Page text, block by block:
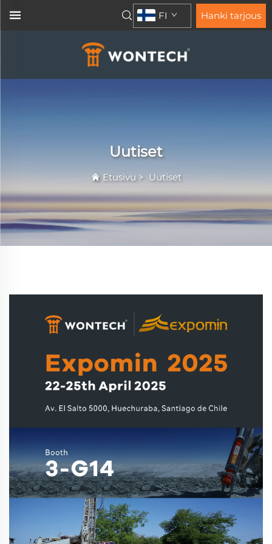
FI Hanki tarjous
Uutiset
Etusivu > Uutiset